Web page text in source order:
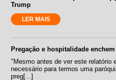
Trump
LER MAIS
Pregação e hospitalidade
"Mesmo antes de ver este relatório
necessário para termos uma
preg[...]